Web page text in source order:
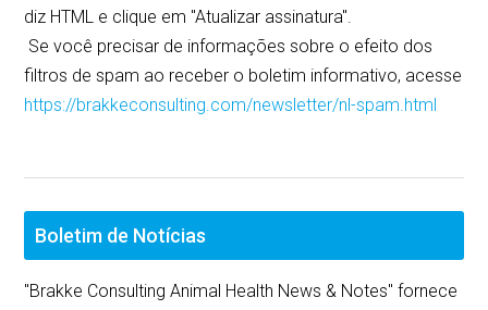
diz HTML e clique em "Atualizar assinatura".
Se você precisar de informações sobre o efeito dos
filtros de spam ao receber o boletim informativo, acesse
https://brakkeconsulting.com/newsletter/nl-spam.html
Boletim de Notícias
"Brakke Consulting Animal Health News & Notes" fornece